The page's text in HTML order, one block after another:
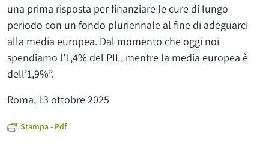
una prima risposta per finanziare le cure di lungo
periodo con un fondo pluriennale al fine di adeguarci
alla media europea. Dal momento che oggi noi
spendiamo l’1,4% del PIL, mentre la media europea è
dell’1,9%”.
Roma, 13 ottobre 2025
Stampa - Pdf